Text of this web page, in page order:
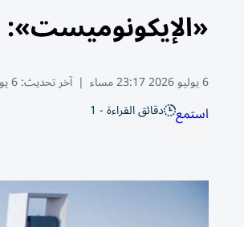
«الإيكونوميست»:
6 يوليو 2026 23:17 مساء | آخر تحديث:6 يوليو 23:18 2026
استمع دقائق القراءة - 1